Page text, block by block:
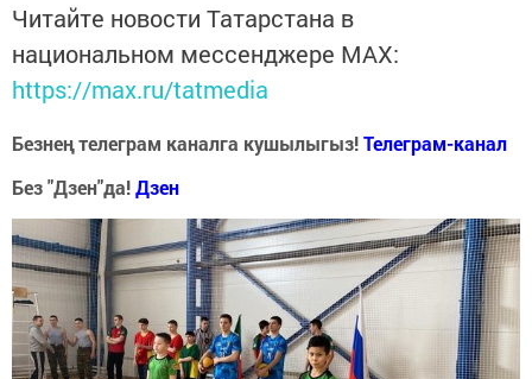
Читайте новости Татарстана в
национальном мессенджере MАХ:
https://max.ru/tatmedia
Безнең телеграм каналга кушылыгыз!Телеграм-канал
Без "Дзен"да!Дзен